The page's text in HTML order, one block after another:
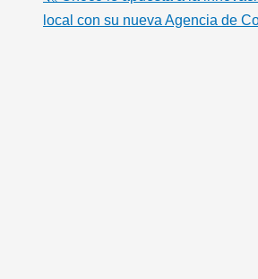
local con su nueva Agencia de